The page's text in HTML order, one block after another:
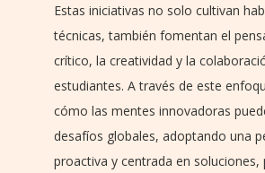
Estas iniciativas no solo cultivan
técnicas, también fomentan el
crítico, la creatividad y la
estudiantes. A través de este
cómo las mentes innovadoras
desafíos globales, adoptando una
proactiva y centrada en soluciones,